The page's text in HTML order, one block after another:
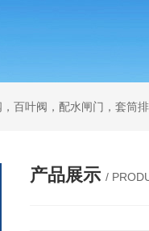
百叶阀，配水闸门，套筒
产品展示 /